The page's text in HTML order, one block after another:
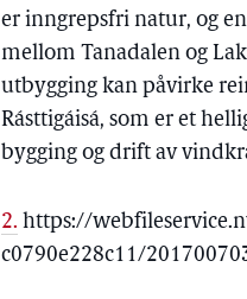
er inngrepsfri natur, og
mellom Tanadalen og
utbygging kan påvirke
Rásttigáisá, som er et
bygging og drift av
2. https://
c0790e228c11/